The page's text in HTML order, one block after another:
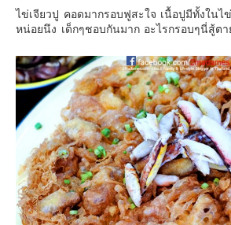
ไข่เจียวปู คอดมากรอบฟูสะใจ เนื้อปูมีทั้งในไ
หน่อยนึง เด็กๆชอบกันมาก อะไรกรอบๆนี่สู้ตา